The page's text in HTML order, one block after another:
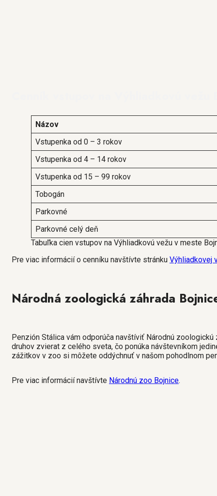
Názov
Vstupenka od 0 – 3 rokov
Vstupenka od 4 – 14 rokov
Vstupenka od 15 – 99 rokov
Tobogán
Parkovné
Parkovné celý deň
Tabuľka cien vstupov na Výhliadkovú vežu v meste
Pre viac informácií o cenníku navštívte stránku Výhliadkovej
Národná zoologická záhrada
Penzión Stálica vám odporúča navštíviť Národnú
druhov zvierat z celého sveta, čo ponúka návštevníkom
zážitkov v zoo si môžete oddýchnuť v našom pohodlnom
Pre viac informácií navštívte Národnú zoo Bojnice.